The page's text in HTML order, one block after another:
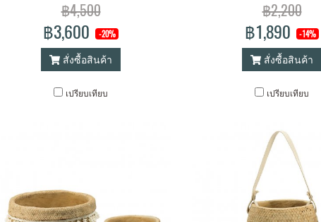
฿4,500
฿3,600 -20%
สั่งซื้อสินค้า
เปรียบเทียบ
฿2,200
฿1,890 -14%
สั่งซื้อสินค้า
เปรียบเทียบ